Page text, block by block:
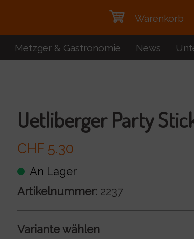
Warenkorb
Metzger & Gastronomie News
Uetliberger Party
CHF 5.30
An Lager
Artikelnummer: 2237
Variante wählen